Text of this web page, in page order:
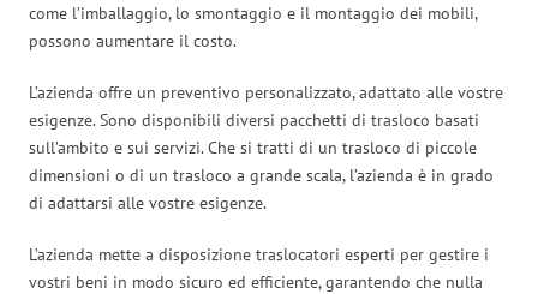
come l’imballaggio, lo smontaggio e il montaggio dei mobili,
possono aumentare il costo.
L’azienda offre un preventivo personalizzato, adattato alle vostre
esigenze. Sono disponibili diversi pacchetti di trasloco basati
sull’ambito e sui servizi. Che si tratti di un trasloco di piccole
dimensioni o di un trasloco a grande scala, l’azienda è in grado
di adattarsi alle vostre esigenze.
L’azienda mette a disposizione traslocatori esperti per gestire i
vostri beni in modo sicuro ed efficiente, garantendo che nulla